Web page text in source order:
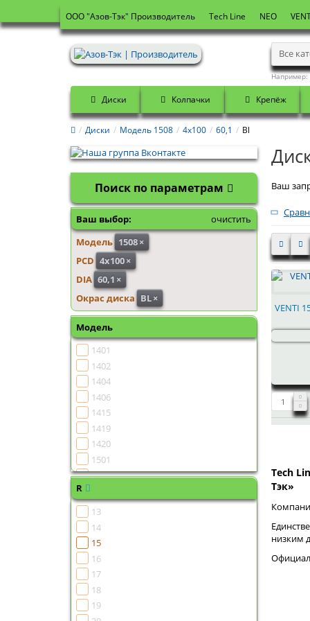
OOO "Азов-Тэк" Производитель Tech Line NEO
Все
Например:
Диски Колпачки Крепёж
Диски Модель 1508 4x100 60,1 Bl
Поиск по параметрам
Ваш выбор:
очистить
Модель 1508×
PCD 4x100×
DIA 60,1 ×
Окрас диска BL×
Модель
1401
1402
1404
1406
1415
1419
1420
1501
1502
1505
1507
1510
1513
R
13
14
15
16
17
18
19
Ваш
VENTI
Tech
Тэк»
низким